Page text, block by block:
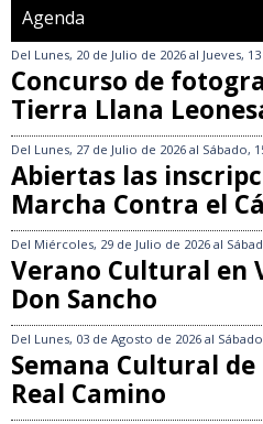
Agenda
Del Lunes, 20 de Julio de 2026 al Jueves,
Concurso de
Tierra Llana
Del Lunes, 27 de Julio de 2026 al Sábado,
Abiertas las
Marcha Contra el
Del Miércoles, 29 de Julio de 2026 al
Verano Cultural en
Don Sancho
Del Lunes, 03 de Agosto de 2026 al
Semana Cultural
Real Camino